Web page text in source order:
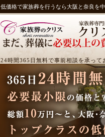
低価格で家族葬を行うなら大阪と奈良を
24時間365日無料で事前相談を承って